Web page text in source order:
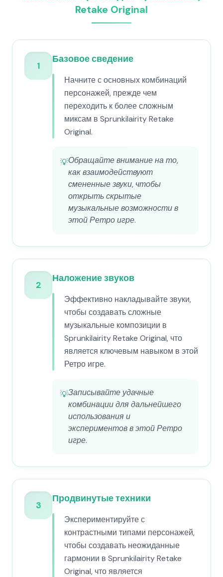
Retake Original
1
Базовое сведение
Начните с основных комбинаций
персонажей, прежде чем
переходить к более сложным
миксам в Sprunkilairity Retake
Original.
💡Обращайте внимание на то,
как взаимодействуют
смененные звуки, чтобы
открыть скрытые
музыкальные возможности в
этой Ретро игре.
2
Наложение звуков
Эффективно накладывайте звуки,
чтобы создавать сложные
музыкальные композиции в
Sprunkilairity Retake Original, что
является ключевым навыком в этой
Ретро игре.
💡Записывайте удачные
комбинации для дальнейшего
использования и
экспериментов в этой Ретро
игре.
3
Продвинутые техники
Экспериментируйте с
контрастными типами персонажей,
чтобы создавать неожиданные
гармонии в Sprunkilairity Retake
Original, что является